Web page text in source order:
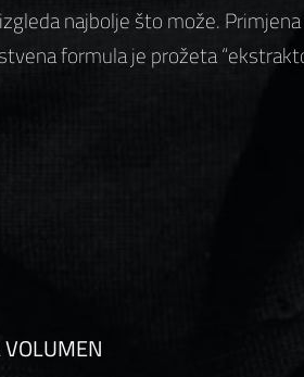
najbolje što može.
formula je prožeta
VOLUMEN